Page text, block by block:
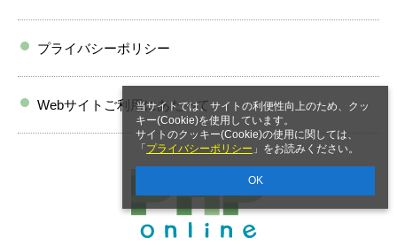
当サイトでは、サイトの利便性向上のため、クッ
キー(Cookie)を使用しています。
サイトのクッキー(Cookie)の使用に関しては、
「 プライバシーポリシー 」をお読みください。
OK
プライバシーポリシー
Webサイトご利用にあたって